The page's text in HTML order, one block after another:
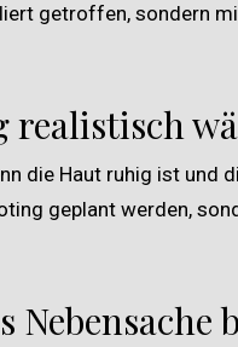
getroffen, sondern
realistisch
die Haut ruhig ist und
geplant werden,